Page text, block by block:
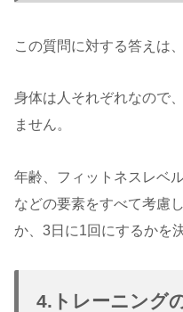
この質問に対する答えは
身体は人それぞれなので
ません。
年齢、フィットネスレベ
などの要素をすべて考慮
か、3日に1回にするかを
4.トレーニング